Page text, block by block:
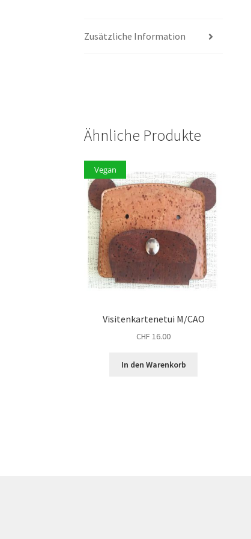
Zusätzliche Information
Ähnliche Produkte
Vegan
Visitenkartenetui M/CAO
CHF 16.00
In den Warenkorb